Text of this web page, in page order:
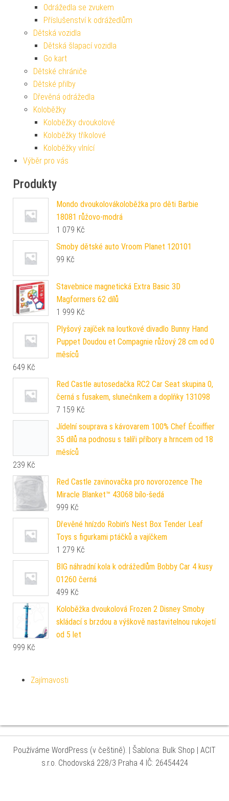
Odrážedla se zvukem
Příslušenství k odrážedlům
Dětská vozidla
Dětská šlapací vozidla
Go kart
Dětské chrániče
Dětské přilby
Dřevěná odrážedla
Koloběžky
Koloběžky dvoukolové
Koloběžky tříkolové
Koloběžky vlnící
Výběr pro vás
Produkty
Mondo dvoukolovákoloběžka pro děti Barbie
18081 růžovo-modrá
1 079 Kč
Smoby dětské auto Vroom Planet 120101
99 Kč
Stavebnice magnetická Extra Basic 3D
Magformers 62 dílů
1 999 Kč
Plyšový zajíček na loutkové divadlo Bunny Hand
Puppet Doudou et Compagnie růžový 28 cm od 0
měsíců
649 Kč
Red Castle autosedačka RC2 Car Seat skupina 0,
černá s fusakem, slunečníkem a doplňky 131098
7 159 Kč
Jídelní souprava s kávovarem 100% Chef Écoiffier
35 dílů na podnosu s talíři příbory a hrncem od 18
měsíců
239 Kč
Red Castle zavinovačka pro novorozence The
Miracle Blanket™ 43068 bílo-šedá
999 Kč
Dřevěné hnízdo Robin’s Nest Box Tender Leaf
Toys s figurkami ptáčků a vajíčkem
1 279 Kč
BIG náhradní kola k odrážedlům Bobby Car 4 kusy
01260 černá
499 Kč
Koloběžka dvoukolová Frozen 2 Disney Smoby
skládací s brzdou a výškově nastavitelnou rukojetí
od 5 let
999 Kč
Zajímavosti
Používáme WordPress (v češtině). | Šablona: Bulk Shop | ACIT
s.r.o. Chodovská 228/3 Praha 4 IČ: 26454424